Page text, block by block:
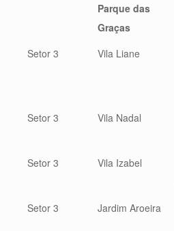
Parque das
Graças
Setor 3 Vila Liane
Setor 3 Vila Nadal
Setor 3
Vila Izabel
Setor 3
Jardim Aroeira